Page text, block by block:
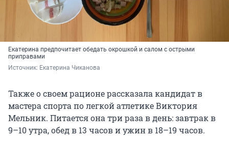
Екатерина предпочитает обедать окрошкой и салом с острыми
приправами
Источник: Екатерина Чиканова
Также о своем рационе рассказала кандидат в
мастера спорта по легкой атлетике Виктория
Мельник. Питается она три раза в день: завтрак в
9–10 утра, обед в 13 часов и ужин в 18–19 часов.